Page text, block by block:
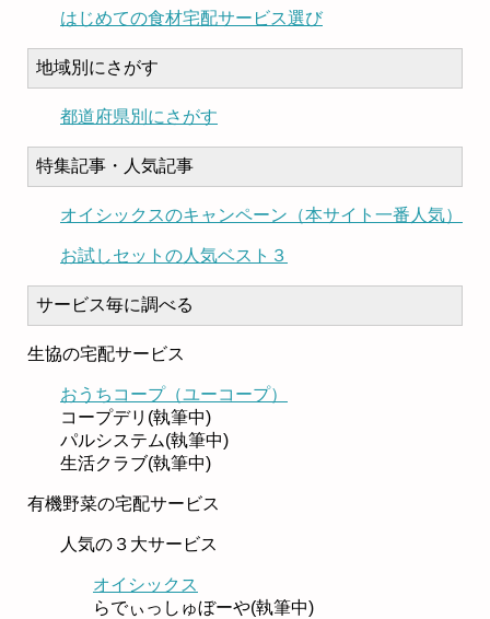
はじめての食材宅配サービス選び
地域別にさがす
都道府県別にさがす
特集記事・人気記事
オイシックスのキャンペーン（本サイト一番人気）
お試しセットの人気ベスト３
サービス毎に調べる
生協の宅配サービス
おうちコープ（ユーコープ）
コープデリ(執筆中)
パルシステム(執筆中)
生活クラブ(執筆中)
有機野菜の宅配サービス
人気の３大サービス
オイシックス
らでぃっしゅぼーや(執筆中)